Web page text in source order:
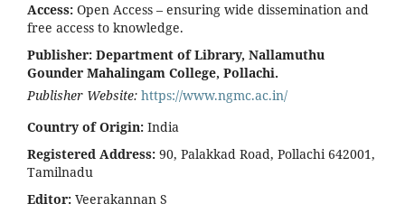
Access: Open Access – ensuring wide dissemination and
free access to knowledge.
Publisher: Department of Library, Nallamuthu
Gounder Mahalingam College, Pollachi.
Publisher Website: https://www.ngmc.ac.in/
Country of Origin: India
Registered Address: 90, Palakkad Road, Pollachi 642001,
Tamilnadu
Editor: Veerakannan S